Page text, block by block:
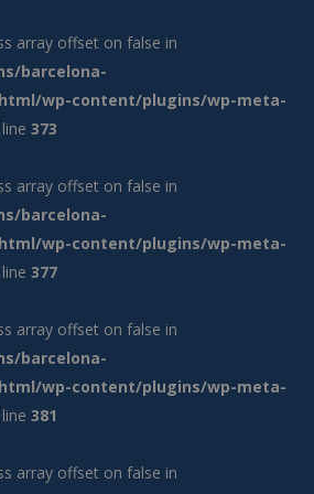
array offset on false in
barcelona-
wp-content/plugins/wp-meta-
373
array offset on false in
barcelona-
wp-content/plugins/wp-meta-
377
array offset on false in
barcelona-
wp-content/plugins/wp-meta-
381
array offset on false in